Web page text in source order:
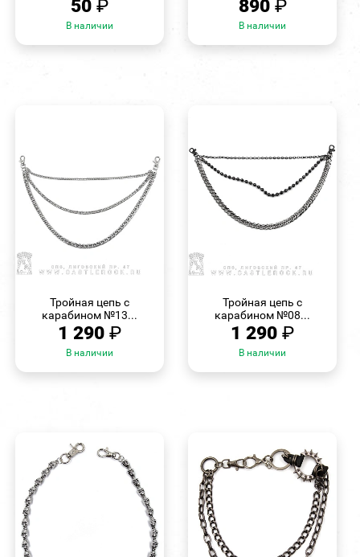
50 ₽
В наличии
890 ₽
В наличии
Тройная цепь с
карабином №13...
1 290 ₽
В наличии
Тройная цепь с
карабином №08...
1 290 ₽
В наличии